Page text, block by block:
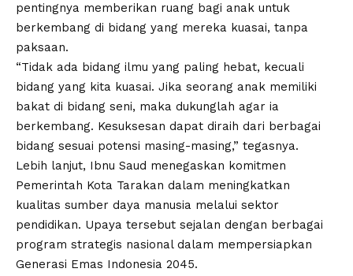
pentingnya memberikan ruang bagi anak untuk
berkembang di bidang yang mereka kuasai, tanpa
paksaan.
“Tidak ada bidang ilmu yang paling hebat, kecuali
bidang yang kita kuasai. Jika seorang anak memiliki
bakat di bidang seni, maka dukunglah agar ia
berkembang. Kesuksesan dapat diraih dari berbagai
bidang sesuai potensi masing-masing,” tegasnya.
Lebih lanjut, Ibnu Saud menegaskan komitmen
Pemerintah Kota Tarakan dalam meningkatkan
kualitas sumber daya manusia melalui sektor
pendidikan. Upaya tersebut sejalan dengan berbagai
program strategis nasional dalam mempersiapkan
Generasi Emas Indonesia 2045.